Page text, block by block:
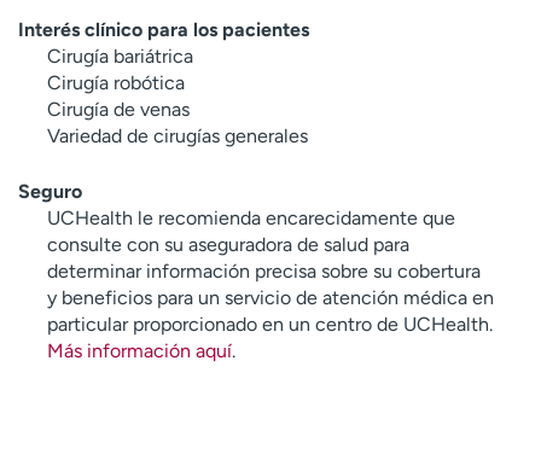
Interés clínico para los pacientes
Cirugía bariátrica
Cirugía robótica
Cirugía de venas
Variedad de cirugías generales
Seguro
UCHealth le recomienda encarecidamente que
consulte con su aseguradora de salud para
determinar información precisa sobre su cobertura
y beneficios para un servicio de atención médica en
particular proporcionado en un centro de UCHealth.
Más información aquí.